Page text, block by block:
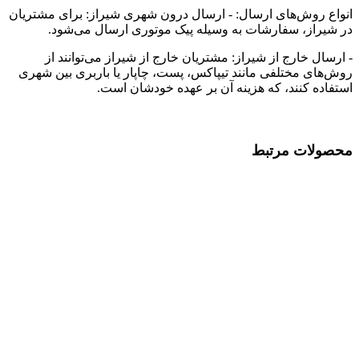
انواع روش‌های ارسال: - ارسال درون شهری شیراز: برای مشتریان
در شیراز، سفارشات به وسیله پیک موتوری ارسال می‌شود.
- ارسال خارج از شیراز: مشتریان خارج از شیراز می‌توانند از
روش‌های مختلفی مانند تیپاکس، پست، چاپار یا باربری بین شهری
استفاده کنند، که هزینه آن بر عهده خودشان است.
محصولات مرتبط